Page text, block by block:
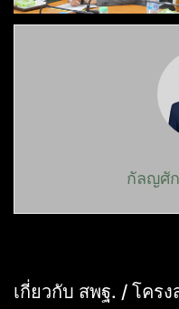
กัลญศั
เกี่ยวกับ สพฐ. / โคร